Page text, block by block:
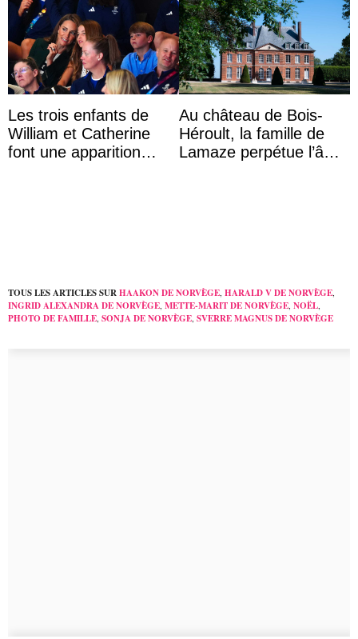
Les trois enfants de
William et Catherine
font une apparition
Au château de Bois-
Héroult, la famille de
Lamaze perpétue l’âme
TOUS LES ARTICLES SURHAAKON DE NORVÈGE HARALD V DE NORVÈGE
INGRID ALEXANDRA DE NORVÈGE METTE-MARIT DE NORVÈGE NOËL
PHOTO DE FAMILLE SONJA DE NORVÈGE SVERRE MAGNUS DE NORVÈGE